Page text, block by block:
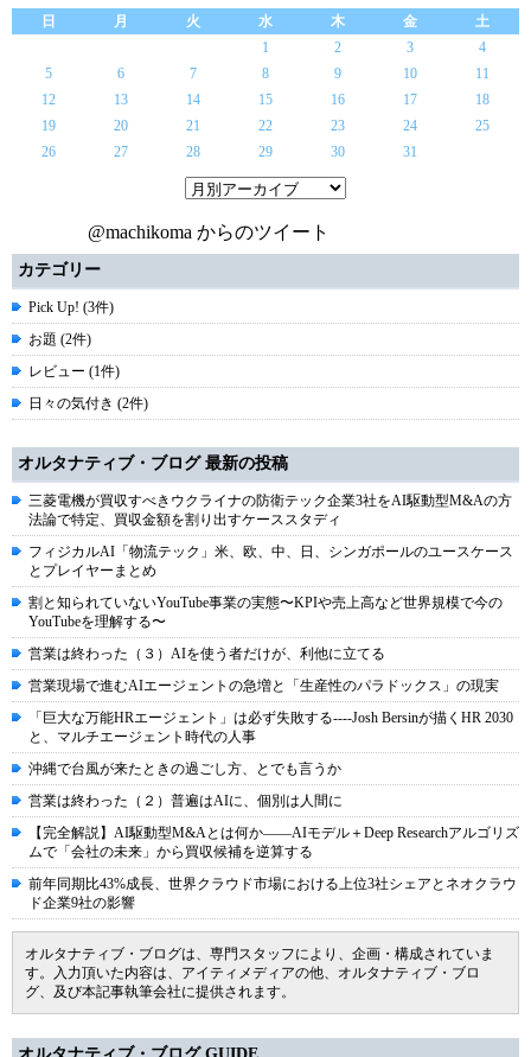
日
月 火 水 木 金
土
1
2 3
4
5
6 7 8 9 10
11
12
13 14 15 16 17
18
19
20 21 22 23 24
25
26
27 28 29 30 31
@machikoma からのツイート
カテゴリー
Pick Up! (3件)
お題 (2件)
レビュー (1件)
日々の気付き (2件)
オルタナティブ・ブログ 最新の投稿
三菱電機が買収すべきウクライナの防衛テック企業3社をAI駆動型M&Aの方
法論で特定、買収金額を割り出すケーススタディ
フィジカルAI「物流テック」米、欧、中、日、シンガポールのユースケース
とプレイヤーまとめ
割と知られていないYouTube事業の実態〜KPIや売上高など世界規模で今の
YouTubeを理解する〜
営業は終わった（３）AIを使う者だけが、利他に立てる
営業現場で進むAIエージェントの急増と「生産性のパラドックス」の現実
「巨大な万能HRエージェント」は必ず失敗する----Josh Bersinが描くHR 2030
と、マルチエージェント時代の人事
沖縄で台風が来たときの過ごし方、とでも言うか
営業は終わった（２）普遍はAIに、個別は人間に
【完全解説】AI駆動型M&Aとは何か――AIモデル＋Deep Researchアルゴリズ
ムで「会社の未来」から買収候補を逆算する
前年同期比43%成長、世界クラウド市場における上位3社シェアとネオクラウ
ド企業9社の影響
オルタナティブ・ブログは、専門スタッフにより、企画・構成されていま
す。入力頂いた内容は、アイティメディアの他、オルタナティブ・ブロ
グ、及び本記事執筆会社に提供されます。